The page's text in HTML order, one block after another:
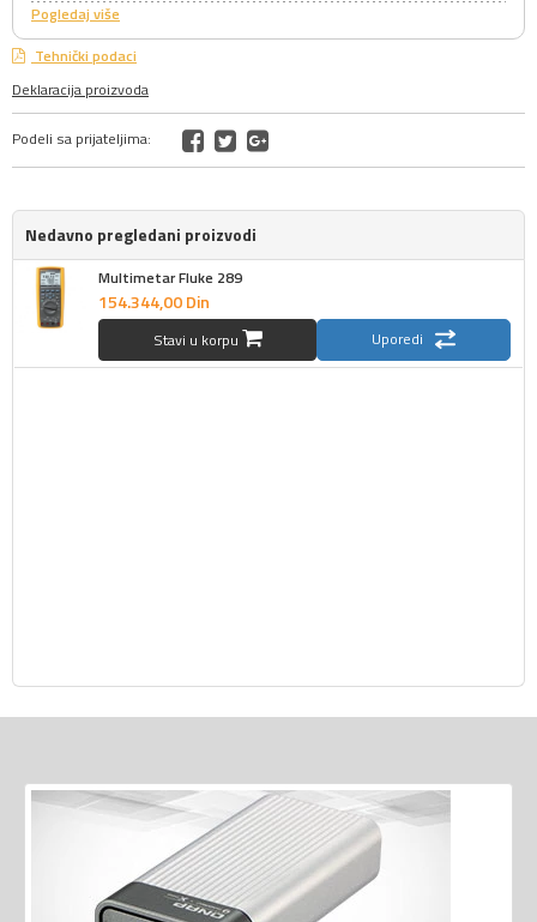
Pogledaj više
Tehnički podaci
Deklaracija proizvoda
Podeli sa prijateljima:
Nedavno pregledani proizvodi
Multimetar Fluke 289
154.344,00Din
Stavi u korpu Uporedi